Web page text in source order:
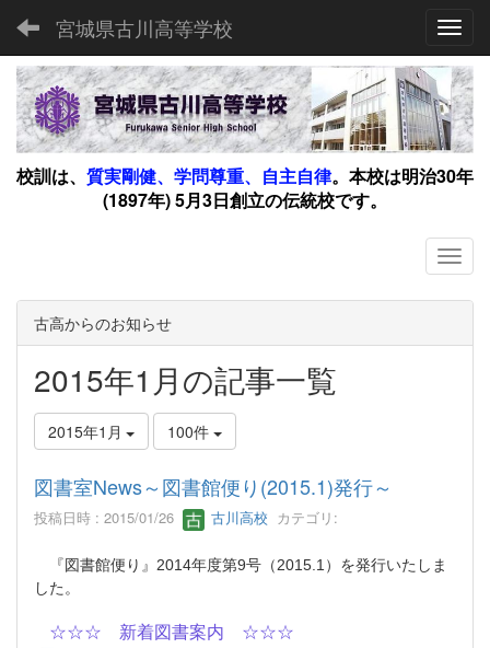
宮城県古川高等学校
校訓は、 質実剛健、学問尊重、自主自律。 本校は明治30年
(1897年) 5月3日創立の伝統校です。
古高からのお知らせ
2015年1月の記事一覧
2015年1月 100件
図書室News～図書館便り(2015.1)発行～
投稿日時 : 2015/01/26 古川高校 カテゴリ:
『図書館便り』2014年度第9号（2015.1）を発行いたしま
した。
☆☆☆ 新着図書案内 ☆☆☆